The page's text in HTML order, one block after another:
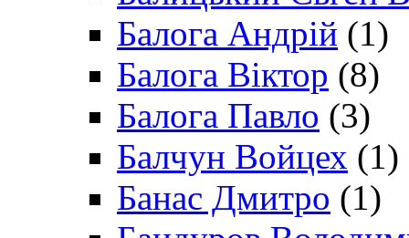
Балога Андрій (1)
Балога Віктор (8)
Балога Павло (3)
Балчун Войцех (1)
Банас Дмитро (1)